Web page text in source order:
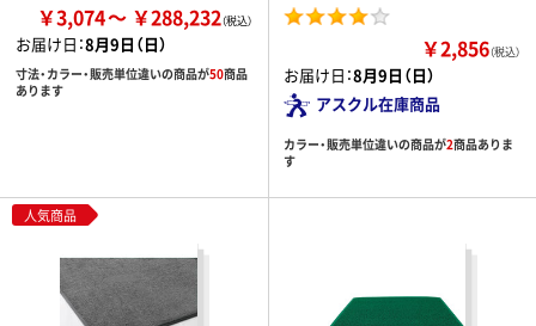
￥3,074 ￥288,232
お届け日：8月9日（日）
寸法・カラー・販売単位違いの商品が50商品
あります
￥2,856（税込）
お届け日：8月9日（日）
アスクル在庫商品
カラー・販売単位違いの商品が2商品ありま
す
人気商品